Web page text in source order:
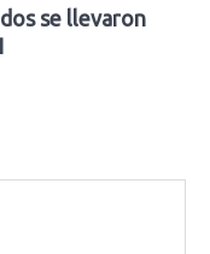
se llevaron